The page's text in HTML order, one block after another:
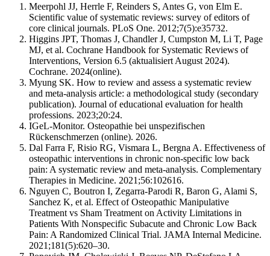
Meerpohl JJ, Herrle F, Reinders S, Antes G, von Elm E.
Scientific value of systematic reviews: survey of editors of
core clinical journals. PLoS One. 2012;7(5):e35732.
Higgins JPT, Thomas J, Chandler J, Cumpston M, Li T, Page
MJ, et al. Cochrane Handbook for Systematic Reviews of
Interventions, Version 6.5 (aktualisiert August 2024).
Cochrane. 2024(online).
Myung SK. How to review and assess a systematic review
and meta-analysis article: a methodological study (secondary
publication). Journal of educational evaluation for health
professions. 2023;20:24.
IGeL-Monitor. Osteopathie bei unspezifischen
Rückenschmerzen (online). 2026.
Dal Farra F, Risio RG, Vismara L, Bergna A. Effectiveness of
osteopathic interventions in chronic non-specific low back
pain: A systematic review and meta-analysis. Complementary
Therapies in Medicine. 2021;56:102616.
Nguyen C, Boutron I, Zegarra-Parodi R, Baron G, Alami S,
Sanchez K, et al. Effect of Osteopathic Manipulative
Treatment vs Sham Treatment on Activity Limitations in
Patients With Nonspecific Subacute and Chronic Low Back
Pain: A Randomized Clinical Trial. JAMA Internal Medicine.
2021;181(5):620–30.